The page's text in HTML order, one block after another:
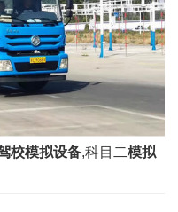
校模拟设备,科目二模拟